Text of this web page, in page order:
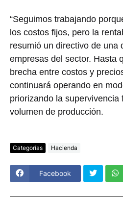
“Seguimos trabajando
los costos fijos, pero la
resumió un directivo de una
empresas del sector. Hasta
brecha entre costos y
continuará operando en
priorizando la supervivencia
volumen de producción.
Categorías Hacienda
Facebook